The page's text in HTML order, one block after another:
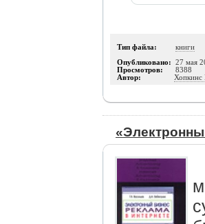
Тип файла: книги
Опубликовано: 27 мая
Просмотров: 8388
Автор: Хопкинс